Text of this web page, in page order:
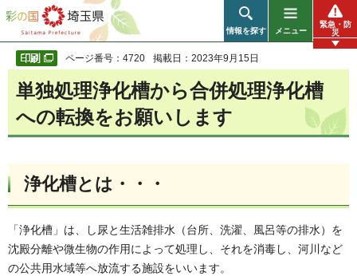
彩の国 埼玉県
情報を探す メニュー
緊急・防
災
ページ番号：4720 掲載日：2023年9月15日
単独処理浄化槽から合併処理浄化槽
への転換をお願いします
浄化槽とは・・・
「浄化槽」は、し尿と生活雑排水（台所、洗濯、風呂等の排水）を
沈殿分離や微生物の作用によって処理し、それを消毒し、河川など
の公共用水域等へ放流する施設をいいます。